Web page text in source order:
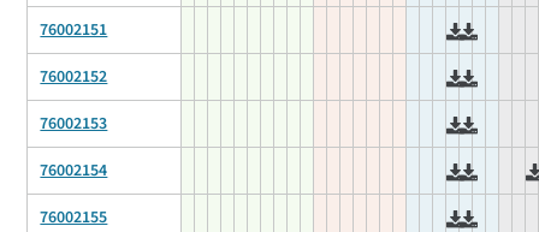
76002151
76002152
76002153
76002154
76002155